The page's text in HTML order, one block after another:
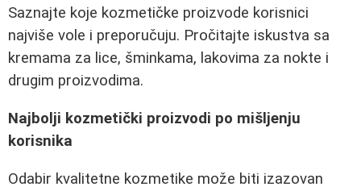
Saznajte koje kozmetičke proizvode korisnici
najviše vole i preporučuju. Pročitajte iskustva sa
kremama za lice, šminkama, lakovima za nokte i
drugim proizvodima.
Najbolji kozmetički proizvodi po mišljenju
korisnika
Odabir kvalitetne kozmetike može biti izazovan